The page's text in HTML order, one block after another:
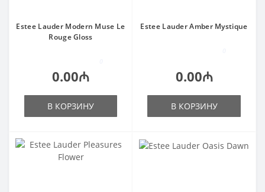
Estee Lauder Modern Muse Le
Rouge Gloss
0.00₼
В КОРЗИНУ
Estee Lauder Amber Mystique
0.00₼
В КОРЗИНУ